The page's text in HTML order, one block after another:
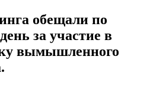
обещали по
за участие в
вымышленного